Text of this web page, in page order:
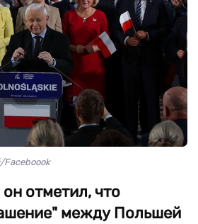
Faceboook
отметил, что
между Польшей